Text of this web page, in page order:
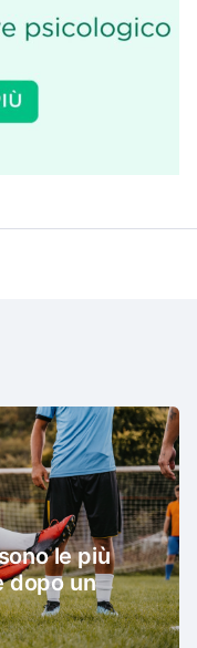
le più
dopo un